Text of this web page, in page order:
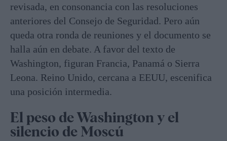
revisada, en consonancia con las resoluciones
anteriores del Consejo de Seguridad. Pero aún
queda otra ronda de reuniones y el documento se
halla aún en debate. A favor del texto de
Washington, figuran Francia, Panamá o Sierra
Leona. Reino Unido, cercana a EEUU, escenifica
una posición intermedia.
El peso de Washington y el
silencio de Moscú